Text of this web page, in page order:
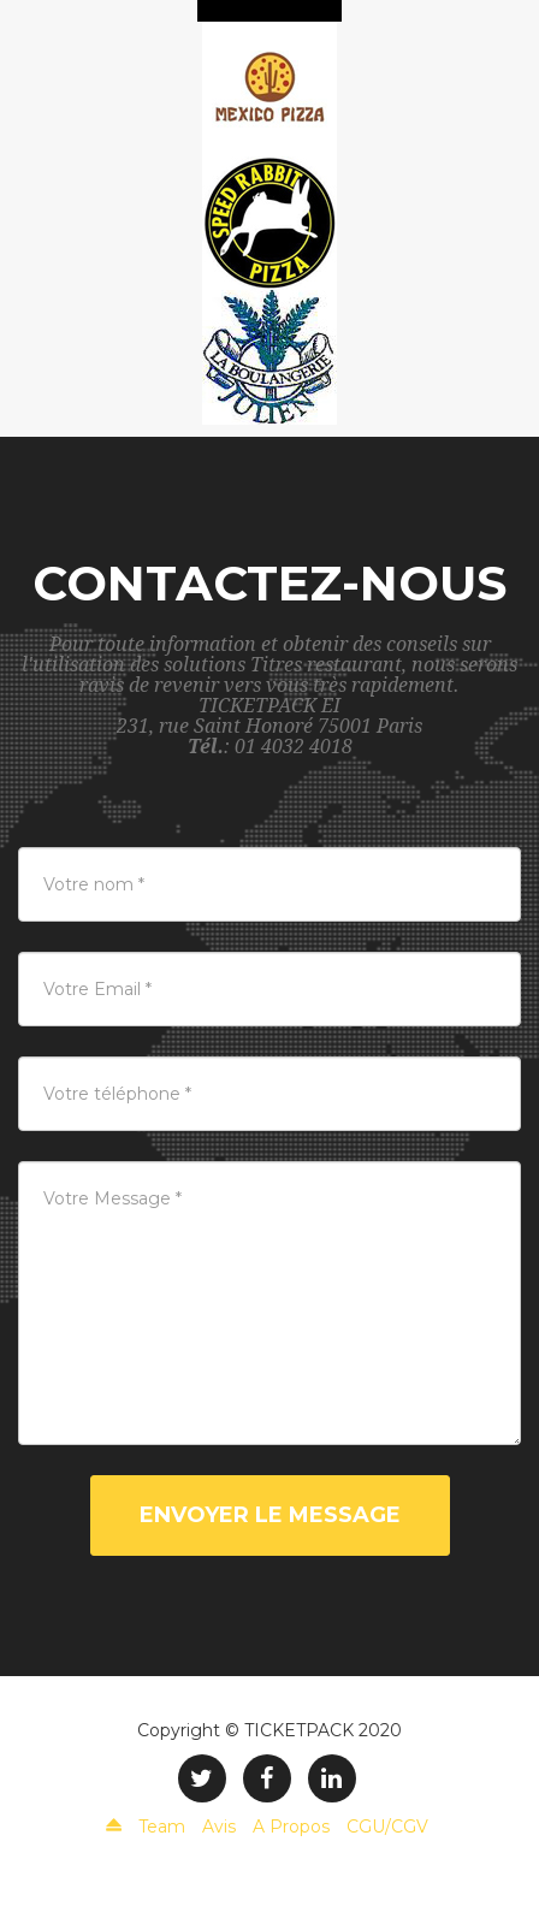
CONTACTEZ-NOUS
Pour toute information et obtenir des conseils sur
l'utilisation des solutions Titres restaurant, nous serons
ravis de revenir vers vous très rapidement.
TICKETPACK EI
231, rue Saint Honoré 75001 Paris
Tél.: 01 4032 4018
ENVOYER LE MESSAGE
Copyright © TICKETPACK 2020
Team Avis A Propos CGU/CGV